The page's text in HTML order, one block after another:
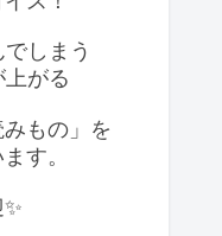
しまう
がる
もの」を
す。